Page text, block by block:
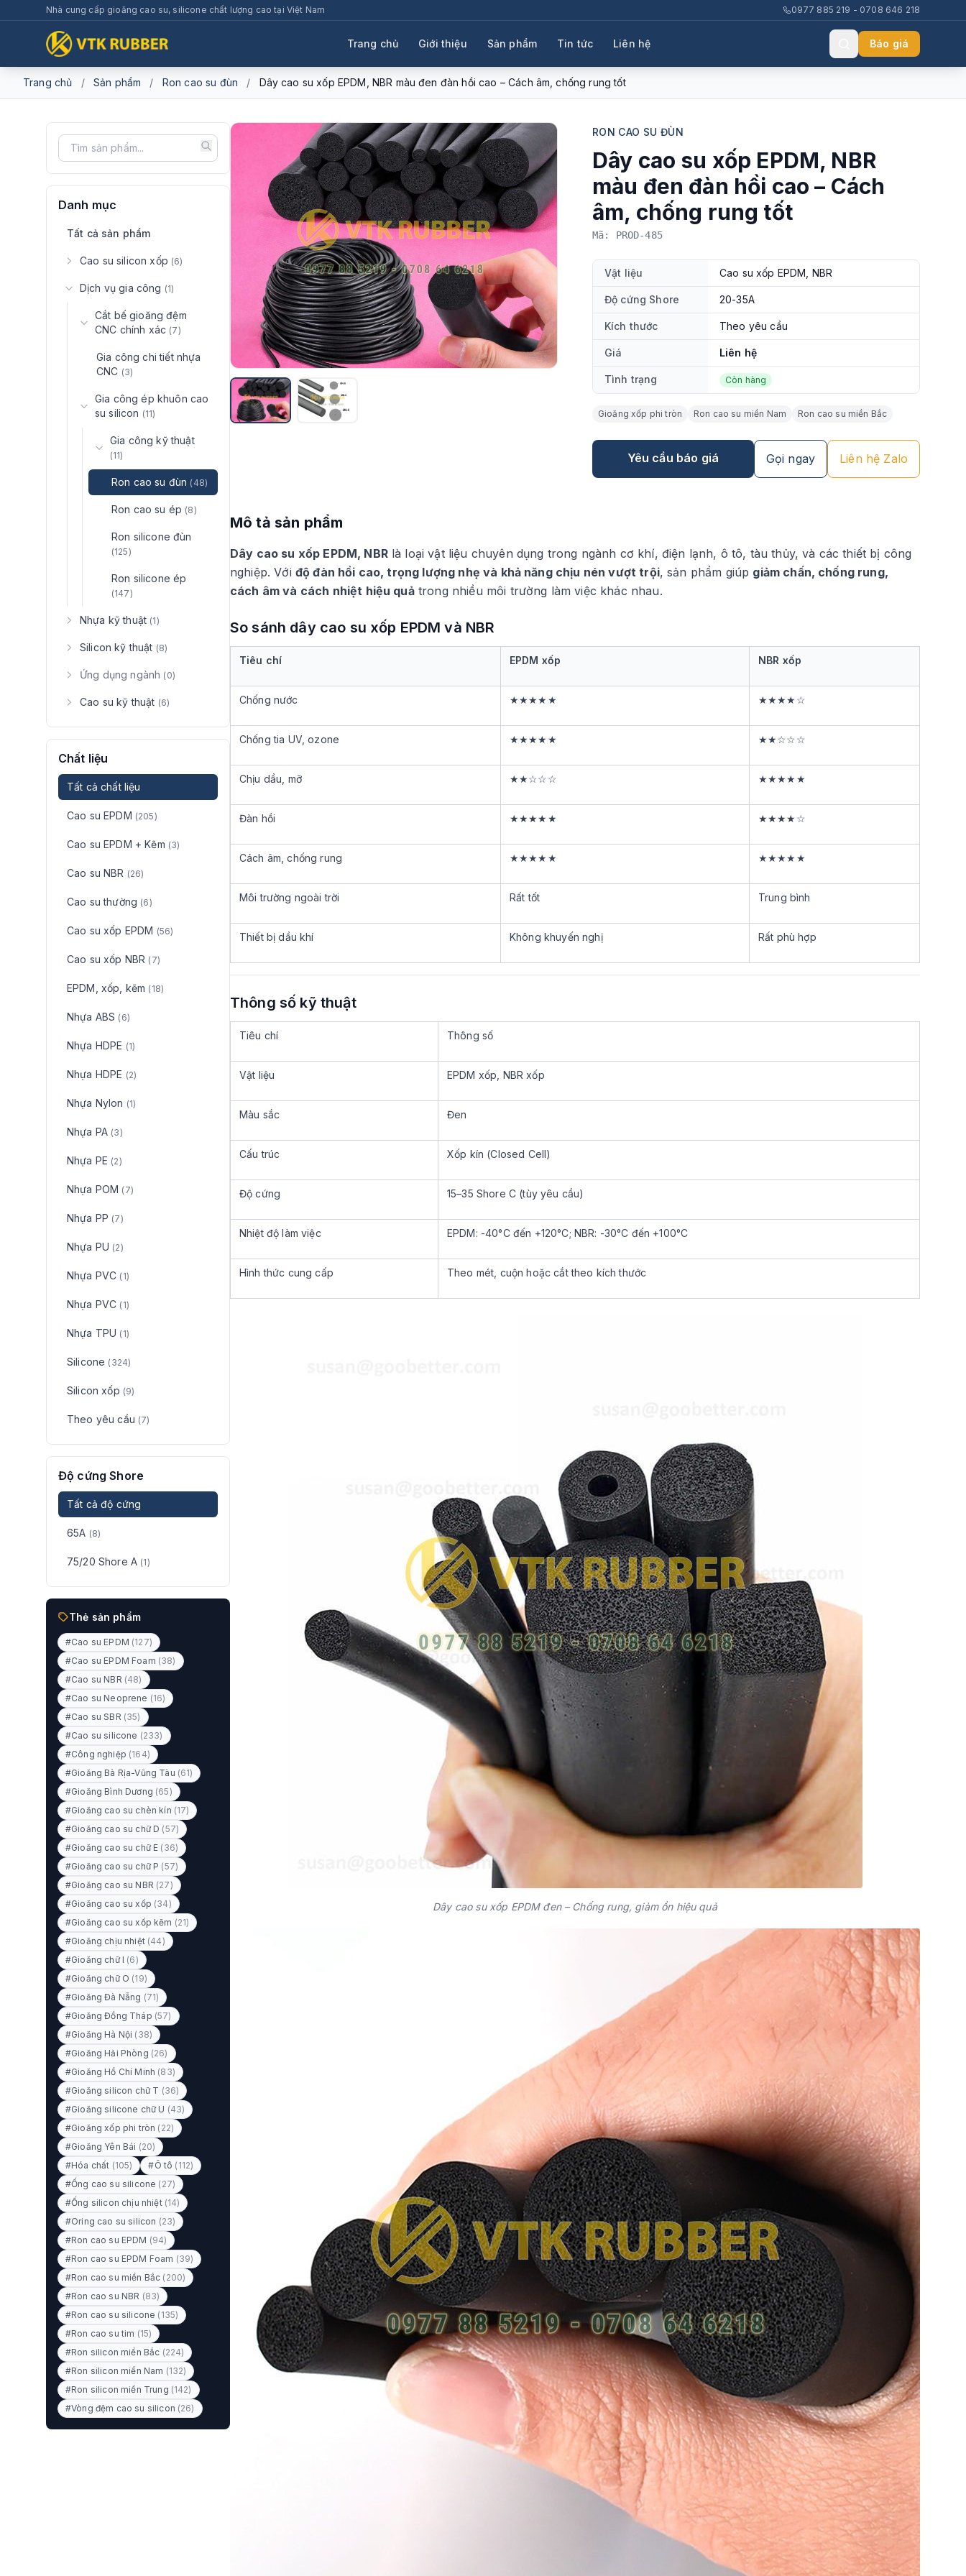
Nhà cung cấp gioăng cao su, silicone chất lượng cao tại Việt Nam 0977 885 219 - 0708 646 218
Trang chủ Giới thiệu Sản phẩm Tin tức Liên hệ Báo giá
Trang chủ / Sản phẩm / Ron cao su đùn / Dây cao su xốp EPDM, NBR màu đen đàn hồi cao – Cách âm, chống rung tốt
Danh mục
Tất cả sản phẩm
Cao su silicon xốp (6)
Dịch vụ gia công (1)
Cắt bế gioăng đệm
CNC chính xác (7)
Gia công chi tiết nhựa
CNC (3)
Gia công ép khuôn cao
su silicon (11)
Gia công kỹ thuật
(11)
Ron cao su đùn (48)
Ron cao su ép (8)
Ron silicone đùn
(125)
Ron silicone ép
(147)
Nhựa kỹ thuật (1)
Silicon kỹ thuật (8)
Ứng dụng ngành (0)
Cao su kỹ thuật (6)
Chất liệu
Tất cả chất liệu
Cao su EPDM (205)
Cao su EPDM + Kẽm (3)
Cao su NBR (26)
Cao su thường (6)
Cao su xốp EPDM (56)
Cao su xốp NBR (7)
EPDM, xốp, kẽm (18)
Nhựa ABS (6)
Nhựa HDPE (1)
Nhựa HDPE (2)
Nhựa Nylon (1)
Nhựa PA (3)
Nhựa PE (2)
Nhựa POM (7)
Nhựa PP (7)
Nhựa PU (2)
Nhựa PVC (1)
Nhựa PVC (1)
Nhựa TPU (1)
Silicone (324)
Silicon xốp (9)
Theo yêu cầu (7)
Độ cứng Shore
Tất cả độ cứng
65A (8)
75/20 Shore A (1)
Thẻ sản phẩm
#Cao su EPDM (127)
#Cao su EPDM Foam (38)
#Cao su NBR (48)
#Cao su Neoprene (16)
#Cao su SBR (35)
#Cao su silicone (233)
#Công nghiệp (164)
#Gioăng Bà Rịa-Vũng Tàu (61)
#Gioăng Bình Dương (65)
#Gioăng cao su chèn kín (17)
#Gioăng cao su chữ D (57)
#Gioăng cao su chữ E (36)
#Gioăng cao su chữ P (57)
#Gioăng cao su NBR (27)
#Gioăng cao su xốp (34)
#Gioăng cao su xốp kẽm (21)
#Gioăng chịu nhiệt (44)
#Gioăng chữ I (6)
#Gioăng chữ O (19)
#Gioăng Đà Nẵng (71)
#Gioăng Đồng Tháp (57)
#Gioăng Hà Nội (38)
#Gioăng Hải Phòng (26)
#Gioăng Hồ Chí Minh (83)
#Gioăng silicon chữ T (36)
#Gioăng silicone chữ U (43)
#Gioăng xốp phi tròn (22)
#Gioăng Yên Bái (20)
#Hóa chất (105) #Ô tô (112)
#Ống cao su silicone (27)
#Ống silicon chịu nhiệt (14)
#Oring cao su silicon (23)
#Ron cao su EPDM (94)
#Ron cao su EPDM Foam (39)
#Ron cao su miền Bắc (200)
#Ron cao su NBR (83)
#Ron cao su silicone (135)
#Ron cao su tim (15)
#Ron silicon miền Bắc (224)
#Ron silicon miền Nam (132)
#Ron silicon miền Trung (142)
#Vòng đệm cao su silicon (26)
RON CAO SU ĐÙN
Dây cao su xốp EPDM, NBR
màu đen đàn hồi cao – Cách
âm, chống rung tốt
Mã: PROD-485
Vật liệu Cao su xốp EPDM, NBR
Độ cứng Shore 20-35A
Kích thước Theo yêu cầu
Giá Liên hệ
Tình trạng Còn hàng
Gioăng xốp phi tròn Ron cao su miền Nam Ron cao su miền Bắc
Yêu cầu báo giá Gọi ngay Liên hệ Zalo
Mô tả sản phẩm
Dây cao su xốp EPDM, NBRlà loại vật liệu chuyên dụng trong ngành cơ khí, điện lạnh, ô tô, tàu thủy, và các thiết bị công
nghiệp. Với độ đàn hồi cao, trọng lượng nhẹ và khả năng chịu nén vượt trội, sản phẩm giúp giảm chấn, chống rung,
cách âm và cách nhiệt hiệu quảtrong nhiều môi trường làm việc khác nhau.
So sánh dây cao su xốp EPDM và NBR
Tiêu chí EPDM xốp NBR xốp
Chống nước ★★★★★ ★★★★☆
Chống tia UV, ozone ★★★★★ ★★☆☆☆
Chịu dầu, mỡ ★★☆☆☆ ★★★★★
Đàn hồi ★★★★★ ★★★★☆
Cách âm, chống rung ★★★★★ ★★★★★
Môi trường ngoài trời Rất tốt Trung bình
Thiết bị dầu khí Không khuyến nghị Rất phù hợp
Thông số kỹ thuật
Tiêu chí Thông số
Vật liệu EPDM xốp, NBR xốp
Màu sắc Đen
Cấu trúc Xốp kín (Closed Cell)
Độ cứng 15–35 Shore C (tùy yêu cầu)
Nhiệt độ làm việc EPDM: -40°C đến +120°C; NBR: -30°C đến +100°C
Hình thức cung cấp Theo mét, cuộn hoặc cắt theo kích thước
Dây cao su xốp EPDM đen – Chống rung, giảm ồn hiệu quả